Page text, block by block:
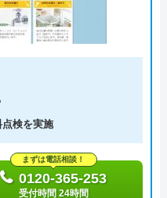
検を実施
まずは電話相談！
0120-365-253
受付時間 24時間